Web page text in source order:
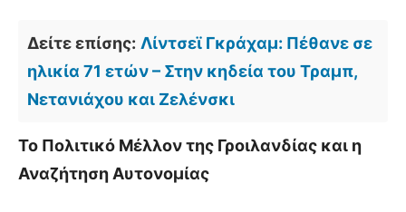
Δείτε επίσης: Λίντσεϊ Γκράχαμ: Πέθανε σε
ηλικία 71 ετών – Στην κηδεία του Τραμπ,
Νετανιάχου και Ζελένσκι
Το Πολιτικό Μέλλον της Γροιλανδίας και η
Αναζήτηση Αυτονομίας